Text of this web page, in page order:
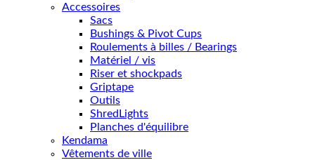
Accessoires
Sacs
Bushings & Pivot Cups
Roulements à billes / Bearings
Matériel / vis
Riser et shockpads
Griptape
Outils
ShredLights
Planches d'équilibre
Kendama
Vêtements de ville